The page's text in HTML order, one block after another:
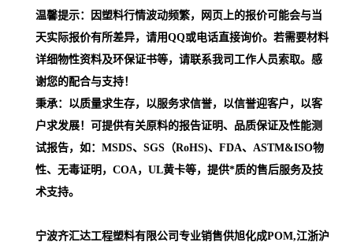
温馨提示：因塑料行情波动频繁，网页上的报价可能会与当
天实际报价有所差异，请用QQ或电话直接询价。若需要材料
详细物性资料及环保证书等，请联系我司工作人员索取。感
谢您的配合与支持！
秉承：以质量求生存，以服务求信誉，以信誉迎客户，以客
户求发展！可提供有关原料的报告证明、品质保证及性能测
试报告，如：MSDS、SGS（RoHS)、FDA、ASTM&ISO物
性、无毒证明，COA，UL黄卡等，提供*质的售后服务及技
术支持。
宁波齐汇达工程塑料有限公司专业销售供旭化成POM,江浙沪